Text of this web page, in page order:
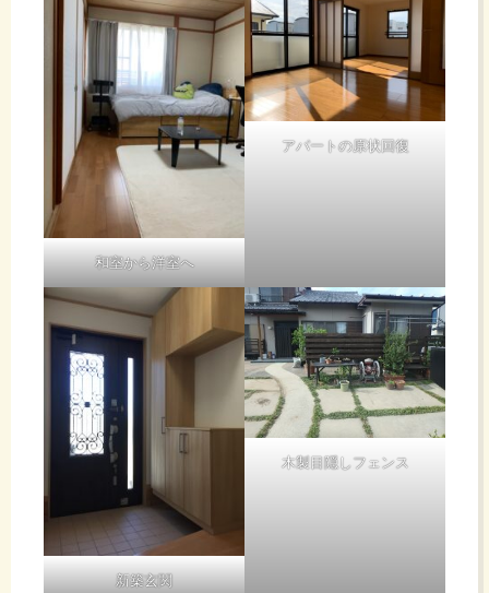
和室から洋室へ
アパートの原状回復
新築玄関
木製目隠しフェンス